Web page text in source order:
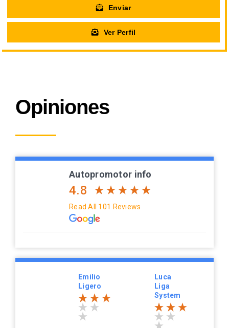
Enviar
Ver Perfil
Opiniones
Autopromotor info
4.8
Read All 101 Reviews
Emilio
Ligero
Luca
Liga
System